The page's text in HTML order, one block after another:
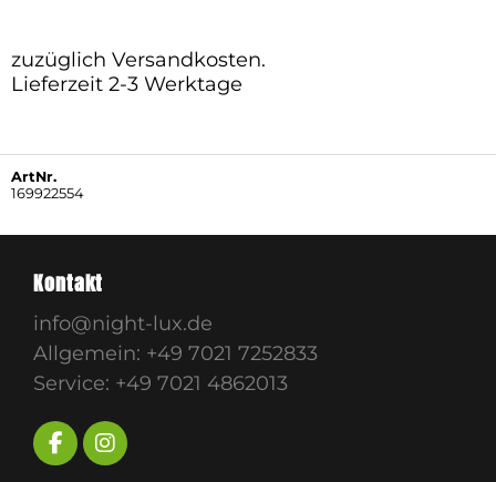
zuzüglich Versandkosten.
​​​​​​​Lieferzeit 2-3 Werktage
ArtNr.
169922554
Kontakt
info@night-lux.de
Allgemein: +49 7021 7252833
Service: +49 7021 4862013